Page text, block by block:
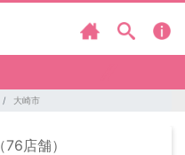
大崎市
（76店舗）